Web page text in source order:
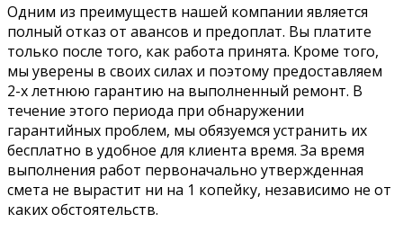
Одним из преимуществ нашей компании является
полный отказ от авансов и предоплат. Вы платите
только после того, как работа принята. Кроме того,
мы уверены в своих силах и поэтому предоставляем
2-х летнюю гарантию на выполненный ремонт. В
течение этого периода при обнаружении
гарантийных проблем, мы обязуемся устранить их
бесплатно в удобное для клиента время. За время
выполнения работ первоначально утвержденная
смета не вырастит ни на 1 копейку, независимо не от
каких обстоятельств.